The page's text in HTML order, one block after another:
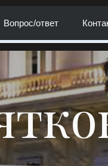
Вопрос/ответ